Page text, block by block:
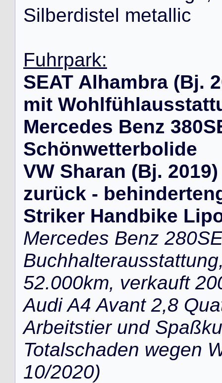
Silberdistel metallic
Fuhrpark:
SEAT Alhambra (Bj.
mit
Mercedes Benz
Schönwetterbolide
VW Sharan (Bj.
zurück -
Striker Handbike
Mercedes Benz
52.000km, verkauft
Audi A4 Avant 2,8
Arbeitstier und
Totalschaden wegen
10/2020)